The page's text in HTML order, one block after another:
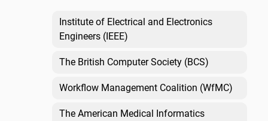
Institute of Electrical and Electronics
Engineers (IEEE)
The British Computer Society (BCS)
Workflow Management Coalition (WfMC)
The American Medical Informatics